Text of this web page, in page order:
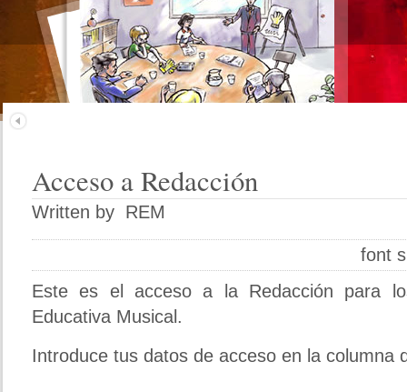
Acceso a Redacción
Written by REM
font
Este es el acceso a la Redacción para
Educativa Musical.
Introduce tus datos de acceso en la columna